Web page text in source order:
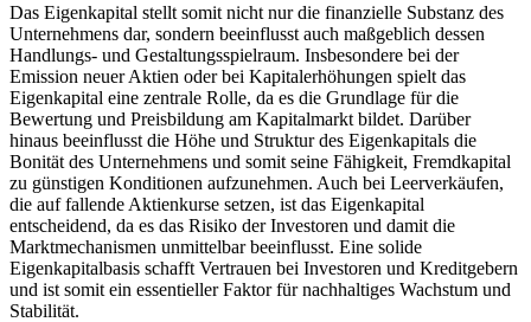
Das Eigenkapital stellt somit nicht nur die finanzielle Substanz des
Unternehmens dar, sondern beeinflusst auch maßgeblich dessen
Handlungs- und Gestaltungsspielraum. Insbesondere bei der
Emission neuer Aktien oder bei Kapitalerhöhungen spielt das
Eigenkapital eine zentrale Rolle, da es die Grundlage für die
Bewertung und Preisbildung am Kapitalmarkt bildet. Darüber
hinaus beeinflusst die Höhe und Struktur des Eigenkapitals die
Bonität des Unternehmens und somit seine Fähigkeit, Fremdkapital
zu günstigen Konditionen aufzunehmen. Auch bei Leerverkäufen,
die auf fallende Aktienkurse setzen, ist das Eigenkapital
entscheidend, da es das Risiko der Investoren und damit die
Marktmechanismen unmittelbar beeinflusst. Eine solide
Eigenkapitalbasis schafft Vertrauen bei Investoren und Kreditgebern
und ist somit ein essentieller Faktor für nachhaltiges Wachstum und
Stabilität.